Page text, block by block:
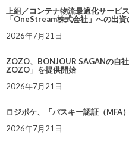
上組／コンテナ物流最適化サービ
「OneStream株式会社」への出資
2026年7月21日
ZOZO、BONJOUR SAGANの自
ZOZO」を提供開始
2026年7月21日
ロジポケ、「パスキー認証（MFA
2026年7月21日